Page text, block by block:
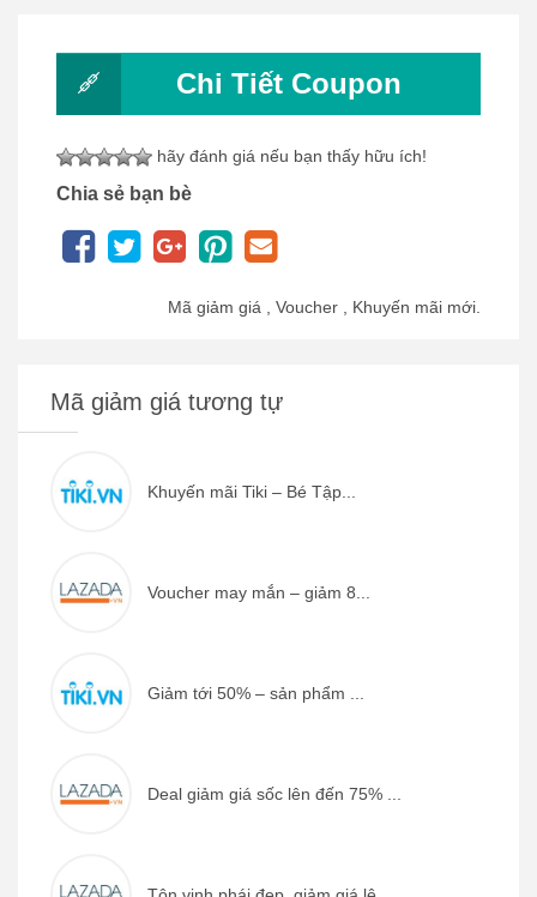
Chi Tiết Coupon
hãy đánh giá nếu bạn thấy hữu ích!
Chia sẻ bạn bè
Mã giảm giá , Voucher , Khuyến mãi mới.
Mã giảm giá tương tự
Khuyến mãi Tiki – Bé Tập...
Voucher may mắn – giảm 8...
Giảm tới 50% – sản phẩm ...
Deal giảm giá sốc lên đến 75% ...